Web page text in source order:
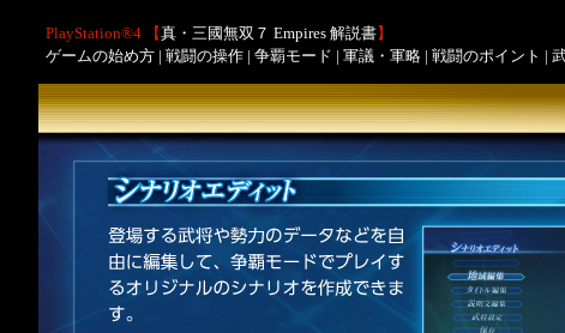
PlayStation®4 【真・三國無双７ Empires 解説書】
ゲームの始め方 | 戦闘の操作 | 争覇モード | 軍議・軍略 | 戦闘のポイント |